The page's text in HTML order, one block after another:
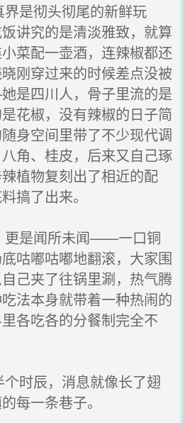
是彻头彻尾的新鲜玩
讲究的是清淡雅致，就算
菜配一壶酒，连辣椒都还
刚穿过来的时候差点没被
是四川人，骨子里流的是
花椒，没有辣椒的日子简
身空间里带了不少现代调
角、桂皮，后来又自己琢
植物复刻出了相近的配
搞了出来。
更是闻所未闻——一口铜
咕嘟咕嘟地翻滚，大家围
己夹了往锅里涮，热气腾
法本身就带着一种热闹的
各吃各的分餐制完全不
时辰，消息就像长了翅
每一条巷子。